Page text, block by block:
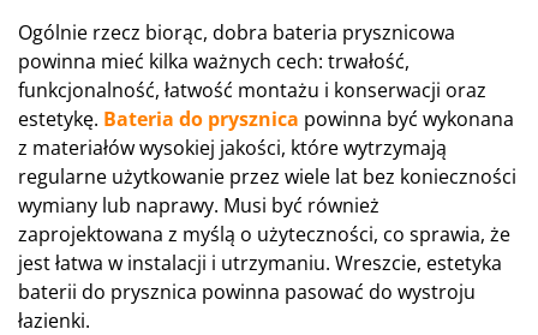
Ogólnie rzecz biorąc, dobra bateria prysznicowa
powinna mieć kilka ważnych cech: trwałość,
funkcjonalność, łatwość montażu i konserwacji oraz
estetykę. Bateria do prysznica powinna być wykonana
z materiałów wysokiej jakości, które wytrzymają
regularne użytkowanie przez wiele lat bez konieczności
wymiany lub naprawy. Musi być również
zaprojektowana z myślą o użyteczności, co sprawia, że
jest łatwa w instalacji i utrzymaniu. Wreszcie, estetyka
baterii do prysznica powinna pasować do wystroju
łazienki.